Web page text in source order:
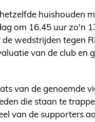
huishouden
om 16.45 uur zo'n
wedstrijden tegen
van de club en
van de genoemde
die staan te
van de supporters